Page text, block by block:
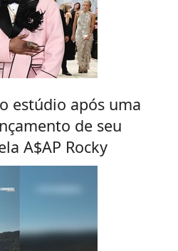
estúdio após uma
de seu
A$AP Rocky